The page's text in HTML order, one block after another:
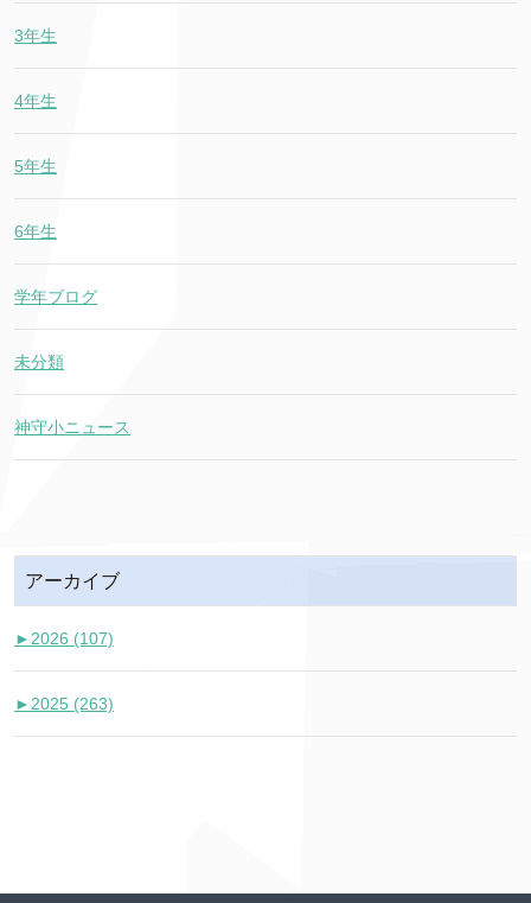
3年生
4年生
5年生
6年生
学年ブログ
未分類
神守小ニュース
アーカイブ
► 2026 (107)
► 2025 (263)